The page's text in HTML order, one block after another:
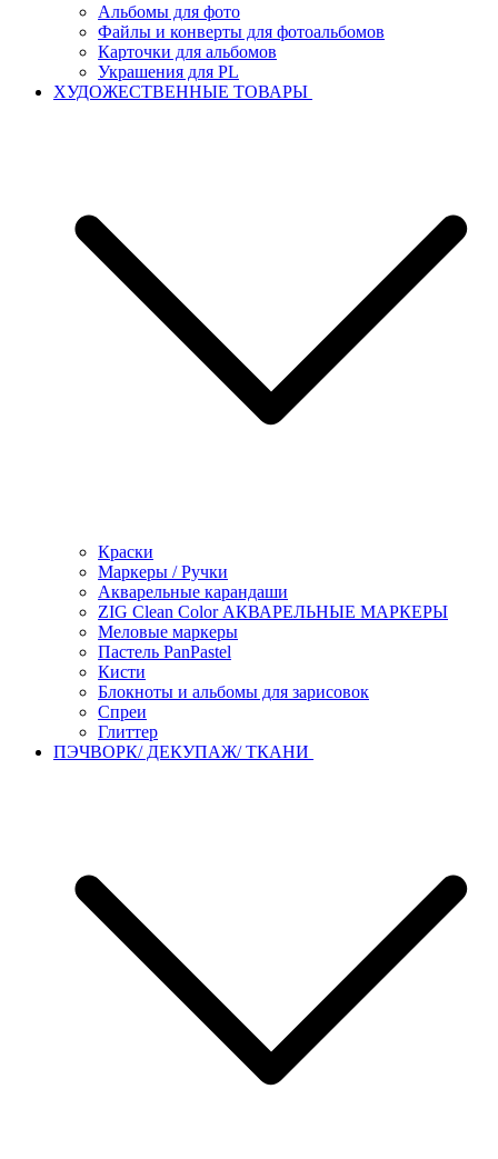
Альбомы для фото
Файлы и конверты для фотоальбомов
Карточки для альбомов
Украшения для PL
ХУДОЖЕСТВЕННЫЕ ТОВАРЫ
Краски
Маркеры / Ручки
Акварельные карандаши
ZIG Clean Color АКВАРЕЛЬНЫЕ МАРКЕРЫ
Меловые маркеры
Пастель PanPastel
Кисти
Блокноты и альбомы для зарисовок
Спреи
Глиттер
ПЭЧВОРК/ ДЕКУПАЖ/ ТКАНИ